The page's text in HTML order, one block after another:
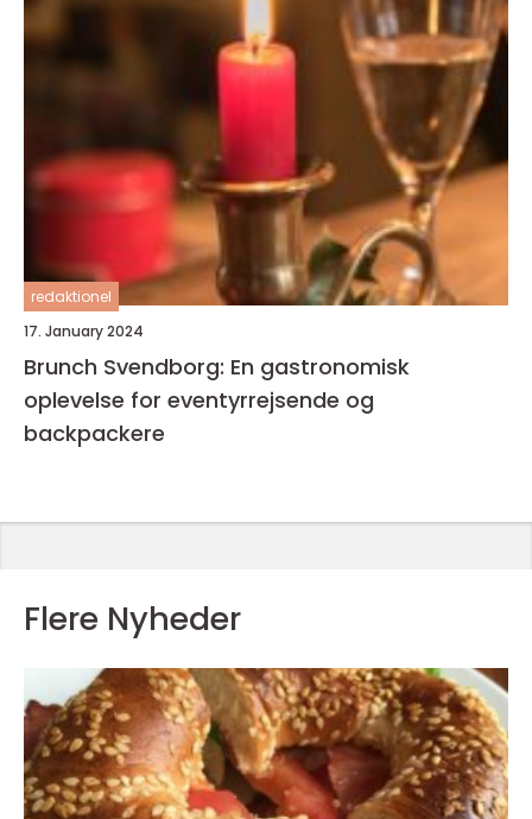
redaktionel
17. January 2024
Brunch Svendborg: En gastronomisk
oplevelse for eventyrrejsende og
backpackere
Flere Nyheder